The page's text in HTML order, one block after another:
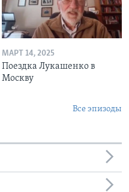
МАРТ 14, 2025
Поездка Лукашенко в
Москву
Все эпизоды